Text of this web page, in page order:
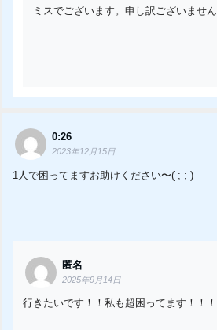
ミスでございます。申し訳ございません
0:26
2023年12月15日
1人で困ってますお助けください〜( ; ; )
匿名
2025年9月14日
行きたいです！！私も超困ってます！！！